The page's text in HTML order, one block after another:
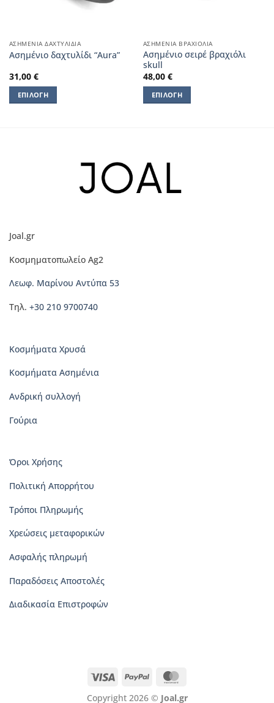
ΑΣΗΜΈΝΙΑ ΔΑΧΤΥΛΊΔΙΑ
Ασημένιο δαχτυλίδι “Aura”
31,00 €
ΕΠΙΛΟΓΉ
επιλεγούν
σελίδα
προϊόντος
ΑΣΗΜΈΝΙΑ ΒΡΑΧΙΌΛΙΑ
Aσημένιο σειρέ βραχιόλι
skull
48,00 €
ΕΠΙΛΟΓΉ
πολλαπλές
παραλλαγές.
Οι
Joal.gr
Κοσμηματοπωλείο Ag2
Λεωφ. Μαρίνου Αντύπα 53
Τηλ. +30 210 9700740
Κοσμήματα Χρυσά
Κοσμήματα Ασημένια
Ανδρική συλλογή
Γούρια
Όροι Χρήσης
Πολιτική Απορρήτου
Τρόποι Πληρωμής
Χρεώσεις μεταφορικών
Ασφαλής πληρωμή
Παραδόσεις Αποστολές
Διαδικασία Επιστροφών
Visa PayPal
Copyright 2026 © Joal.gr